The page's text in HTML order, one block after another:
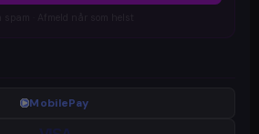
MobilePay